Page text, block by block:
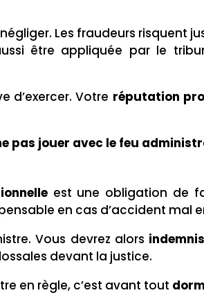
Les fraudeurs risquent
être appliquée par le
d’exercer. Votre réputation
pas jouer avec le feu
est une obligation de
en cas d’accident mal
Vous devrez alors
devant la justice.
en règle, c’est avant tout